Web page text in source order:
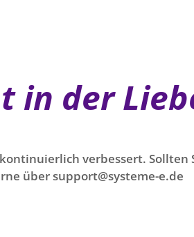
in der
verbessert. Sollten
über support@systeme-e.de